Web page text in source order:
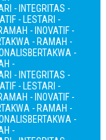
- INTEGRITAS -
- LESTARI -
- INOVATIF -
- RAMAH -
BERTAKWA -
-
- INTEGRITAS -
- LESTARI -
- INOVATIF -
- RAMAH -
BERTAKWA -
-